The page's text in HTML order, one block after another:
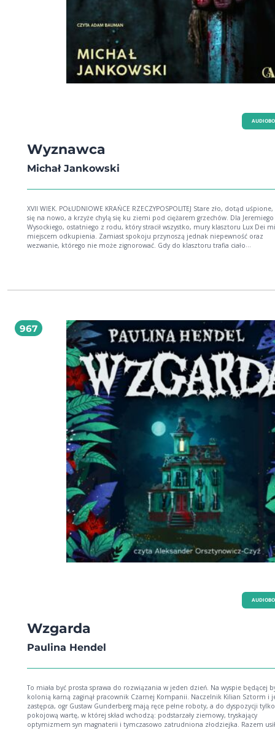
Wyznawca
Michał Jankowski
XVII WIEK. POŁUDNIOWE KRAŃCE RZECZYPOSPOLITEJ Stare zło, dotąd uśpione, budzi
się na nowo, a krzyże chylą się ku ziemi pod ciężarem grzechów. Dla Jeremiego
Wysockiego, ostatniego z rodu, który stracił wszystko, mury klasztoru Lux Dei
miejscem odkupienia. Zamiast spokoju przynoszą jednak niepewność oraz
wezwanie, którego nie może zignorować. Gdy do klasztoru trafia ciało
ziemi oddala go od Boga, a przybliża do przerażającej tajemnicy ukrytej w
967
Wzgarda
Paulina Hendel
To miała być prosta sprawa do rozwiązania w jeden dzień. Na wyspie będącej byłą
kolonią karną zaginął pracownik Czarnej Kompanii. Naczelnik Kilian Sztorm i
zastępca, ogr Gustaw Gunderberg mają ręce pełne roboty, a do dyspozycji tylko
pokojową wartę, w której skład wchodzą: podstarzały ziemowy, tryskający
optymizmem syn magnaterii i tymczasowo zatrudniona złodziejka. Razem